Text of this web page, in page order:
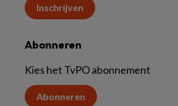
Inschrijven
Abonneren
Kies het TvPO abonnement
Abonneren